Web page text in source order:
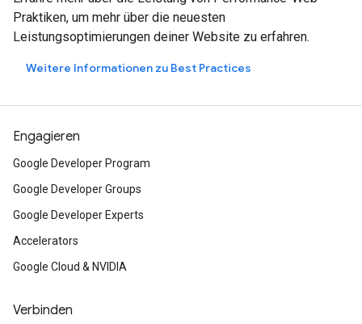
Praktiken, um mehr über die neuesten
Leistungsoptimierungen deiner Website zu erfahren.
Weitere Informationen zu Best Practices
Engagieren
Google Developer Program
Google Developer Groups
Google Developer Experts
Accelerators
Google Cloud & NVIDIA
Verbinden